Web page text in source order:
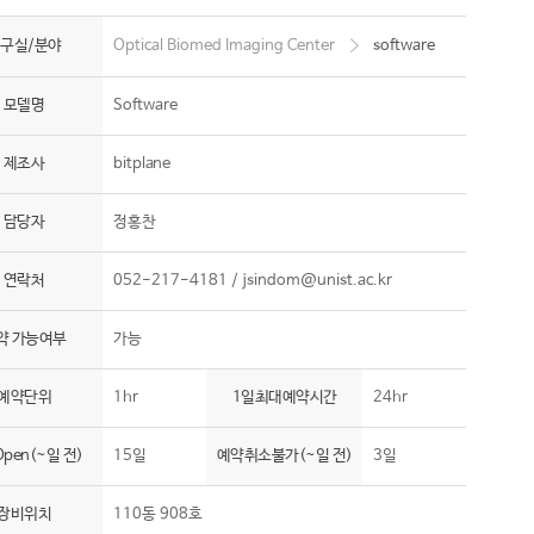
실/분야 Optical Biomed Imaging Center software
모델명 Software
제조사 bitplane
담당자 정홍찬
연락처 052-217-4181 / jsindom@unist.ac.kr
가능여부 가능
약단위 1hr 1일최대예약시간 24hr
일 전) 15일 예약취소불가(~일 전) 3일
비위치 110동 908호